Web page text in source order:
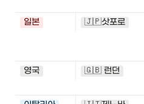
일본 🇯🇵삿포로
영국 🇬🇧 런던